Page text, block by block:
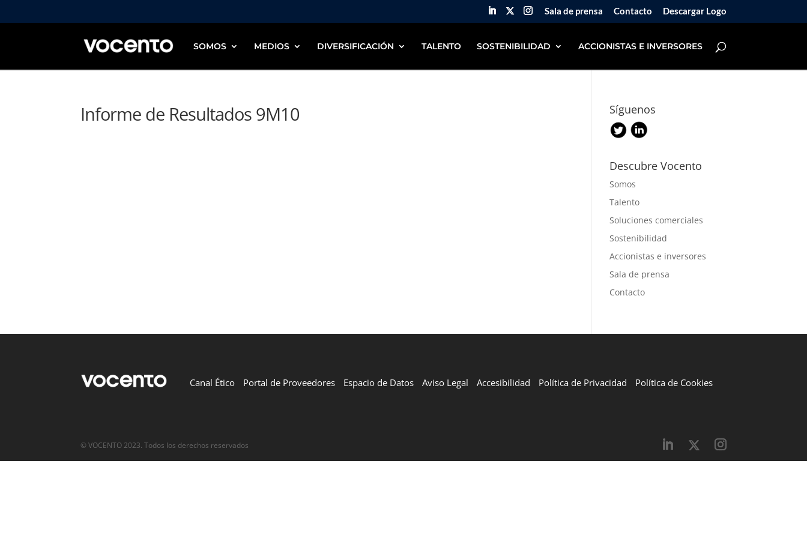
Sala de prensa Contacto Descargar Logo
SOMOS MEDIOS DIVERSIFICACIÓN TALENTO SOSTENIBILIDAD ACCIONISTAS E INVERSORES
Informe de Resultados 9M10 Síguenos
Descubre Vocento
Somos
Talento
Soluciones comerciales
Sostenibilidad
Accionistas e inversores
Sala de prensa
Contacto
Canal Ético Portal de Proveedores Espacio de Datos Aviso Legal Accesibilidad Política de Privacidad Política de Cookies
© VOCENTO 2023. Todos los derechos reservados